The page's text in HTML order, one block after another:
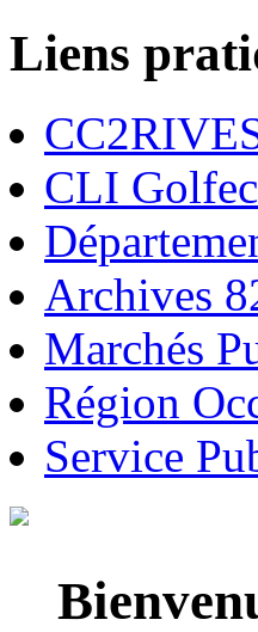
Liens
CLI
Archives
Marchés
Région
Service